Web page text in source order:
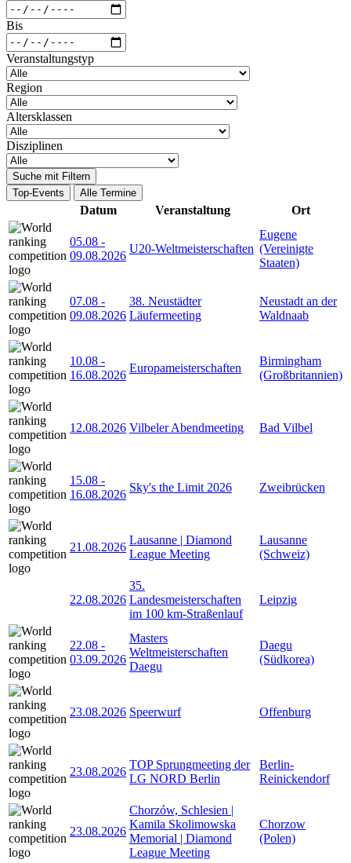
Bis
Veranstaltungstyp
Region
Altersklassen
Disziplinen
Suche mit Filtern
Top-Events
Alle Termine
Datum Veranstaltung Ort
05.08 -
09.08.2026
U20-Weltmeisterschaften
Eugene
(Vereinigte
Staaten)
07.08 -
09.08.2026
38. Neustädter
Läufermeeting
Neustadt an der
Waldnaab
10.08 -
16.08.2026
Europameisterschaften
Birmingham
(Großbritannien)
12.08.2026 Vilbeler Abendmeeting Bad Vilbel
15.08 -
16.08.2026
Sky's the Limit 2026 Zweibrücken
21.08.2026
Lausanne | Diamond
League Meeting
Lausanne
(Schweiz)
22.08.2026
35.
Landesmeisterschaften
im 100 km-Straßenlauf
Leipzig
22.08 -
03.09.2026
Masters
Weltmeisterschaften
Daegu
Daegu
(Südkorea)
23.08.2026 Speerwurf Offenburg
23.08.2026
TOP Sprungmeeting der
LG NORD Berlin
Berlin-
Reinickendorf
23.08.2026
Chorzów, Schlesien |
Kamila Skolimowska
Memorial | Diamond
League Meeting
Chorzow
(Polen)